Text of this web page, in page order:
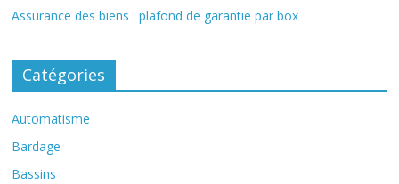
Assurance des biens : plafond de garantie par box
Catégories
Automatisme
Bardage
Bassins